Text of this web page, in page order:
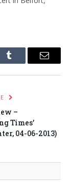
Tumblr Email
–
Times’
04-06-2013)